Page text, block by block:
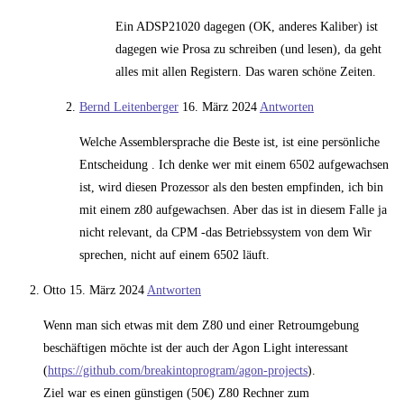
Ein ADSP21020 dagegen (OK, anderes Kaliber) ist
dagegen wie Prosa zu schreiben (und lesen), da geht
alles mit allen Registern. Das waren schöne Zeiten.
Bernd Leitenberger 16. März 2024 Antworten
Welche Assemblersprache die Beste ist, ist eine persönliche
Entscheidung . Ich denke wer mit einem 6502 aufgewachsen
ist, wird diesen Prozessor als den besten empfinden, ich bin
mit einem z80 aufgewachsen. Aber das ist in diesem Falle ja
nicht relevant, da CPM -das Betriebssystem von dem Wir
sprechen, nicht auf einem 6502 läuft.
Otto 15. März 2024 Antworten
Wenn man sich etwas mit dem Z80 und einer Retroumgebung
beschäftigen möchte ist der auch der Agon Light interessant
(https://github.com/breakintoprogram/agon-projects).
Ziel war es einen günstigen (50€) Z80 Rechner zum